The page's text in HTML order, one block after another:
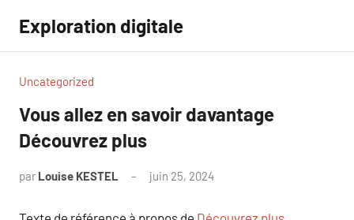
contenu
Exploration digitale
Uncategorized
Vous allez en savoir davantage
Découvrez plus
par Louise KESTEL juin 25, 2024